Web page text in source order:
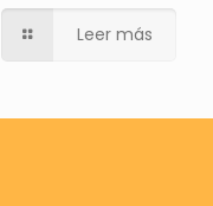
Leer más